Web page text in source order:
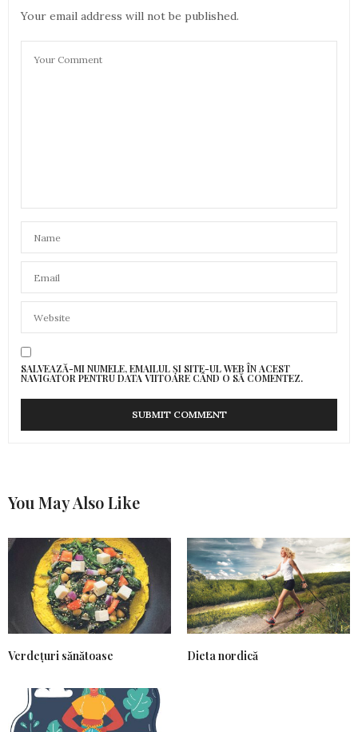
Your email address will not be published.
SALVEAZĂ-MI NUMELE, EMAILUL ȘI SITE-UL WEB ÎN ACEST
NAVIGATOR PENTRU DATA VIITOARE CÂND O SĂ COMENTEZ.
You May Also Like
Verdețuri sănătoase Dieta nordică